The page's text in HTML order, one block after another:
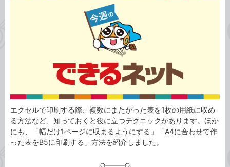
エクセルで印刷する際、複数にまたがった表を1枚の用紙に収め
る方法など、知っておくと役に立つテクニックがあります。ほか
にも、「幅だけ1ページに収まるようにする」「A4に合わせて作
った表をB5に印刷する」方法を紹介しました。